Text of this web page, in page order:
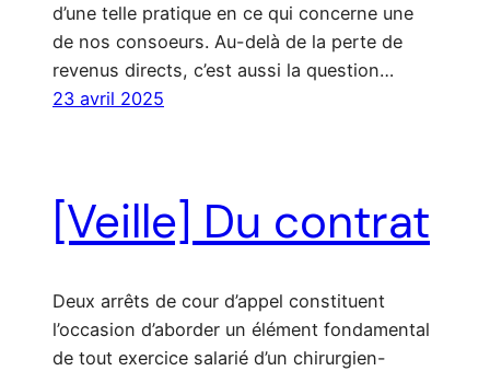
d’une telle pratique en ce qui concerne une
de nos consoeurs. Au-delà de la perte de
revenus directs, c’est aussi la question…
23 avril 2025
[Veille] Du contrat
Deux arrêts de cour d’appel constituent
l’occasion d’aborder un élément fondamental
de tout exercice salarié d’un chirurgien-